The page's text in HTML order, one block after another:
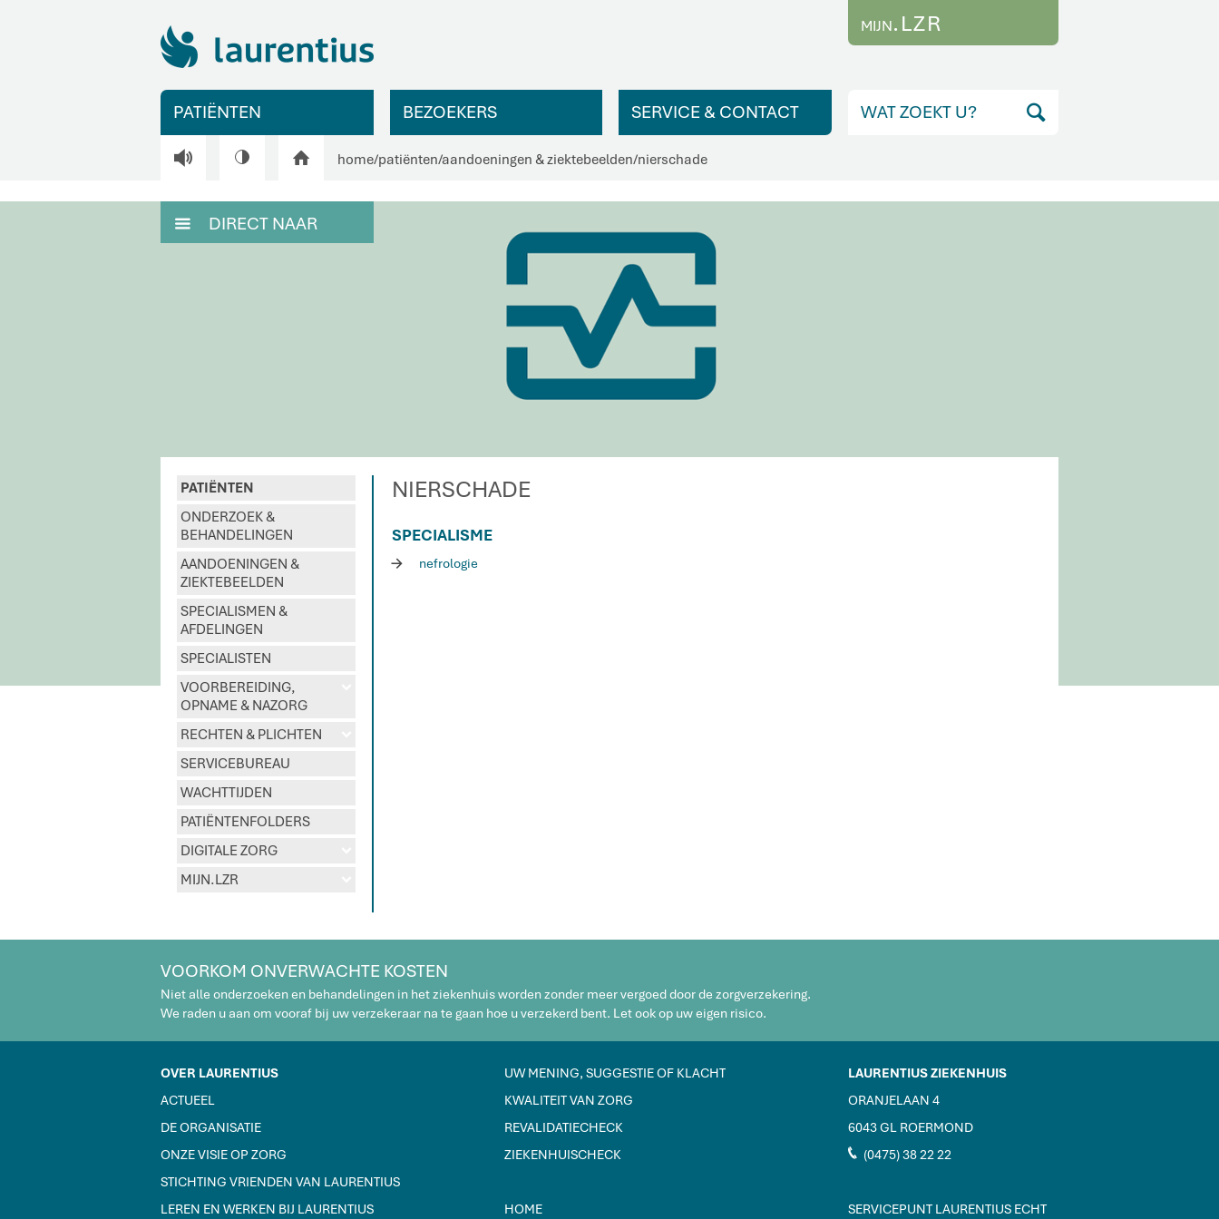
MIJN.LZR
PATIËNTEN BEZOEKERS SERVICE & CONTACT
V H home/patiënten/aandoeningen & ziektebeelden/nierschade
M DIRECT NAAR
PATIËNTEN
ONDERZOEK &
BEHANDELINGEN
AANDOENINGEN &
ZIEKTEBEELDEN
SPECIALISMEN &
AFDELINGEN
SPECIALISTEN
VOORBEREIDING,
OPNAME & NAZORG
RECHTEN & PLICHTEN
SERVICEBUREAU
WACHTTIJDEN
PATIËNTENFOLDERS
DIGITALE ZORG
MIJN.LZR
NIERSCHADE
SPECIALISME
R nefrologie
VOORKOM ONVERWACHTE KOSTEN
Niet alle onderzoeken en behandelingen in het ziekenhuis worden zonder meer vergoed door de zorgverzekering.
We raden u aan om vooraf bij uw verzekeraar na te gaan hoe u verzekerd bent. Let ook op uw eigen risico.
OVER LAURENTIUS
ACTUEEL
DE ORGANISATIE
ONZE VISIE OP ZORG
STICHTING VRIENDEN VAN LAURENTIUS
LEREN EN WERKEN BIJ LAURENTIUS
UW MENING, SUGGESTIE OF KLACHT
KWALITEIT VAN ZORG
REVALIDATIECHECK
ZIEKENHUISCHECK
HOME
LAURENTIUS ZIEKENHUIS
ORANJELAAN 4
6043 GL ROERMOND
J (0475) 38 22 22
SERVICEPUNT LAURENTIUS ECHT